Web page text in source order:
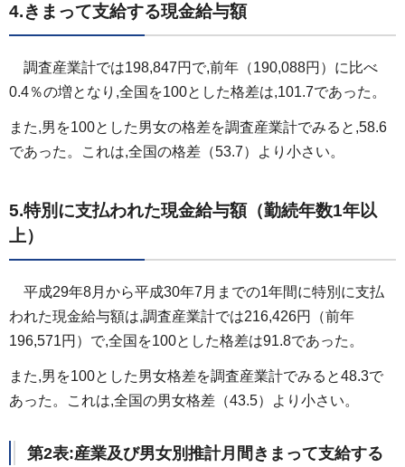
4.きまって支給する現金給与額
調査産業計では198,847円で,前年（190,088円）に比べ
0.4％の増となり,全国を100とした格差は,101.7であった。
また,男を100とした男女の格差を調査産業計でみると,58.6
であった。これは,全国の格差（53.7）より小さい。
5.特別に支払われた現金給与額（勤続年数1年以
上）
平成29年8月から平成30年7月までの1年間に特別に支払
われた現金給与額は,調査産業計では216,426円（前年
196,571円）で,全国を100とした格差は91.8であった。
また,男を100とした男女格差を調査産業計でみると48.3で
あった。これは,全国の男女格差（43.5）より小さい。
第2表:産業及び男女別推計月間きまって支給する